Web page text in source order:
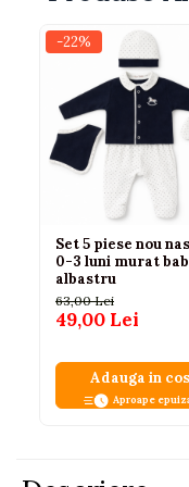
-22%
Set 5 piese nou
0-3 luni murat
albastru
63,00 Lei
49,00 Lei
Adauga in cos
Aproape